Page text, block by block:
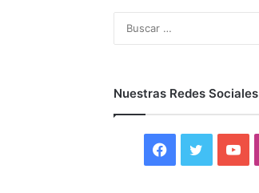
Nuestras Redes Sociales
F
Y